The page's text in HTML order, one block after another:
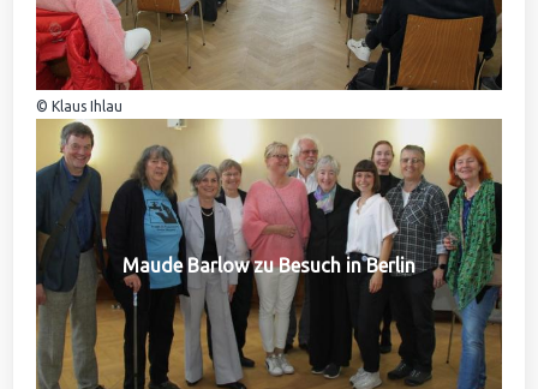
© Klaus Ihlau
Maude Barlow zu Besuch in Berlin